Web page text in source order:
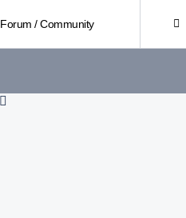
Forum / Community